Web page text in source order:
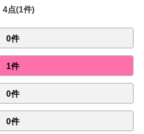
4点(1件)
0件
1件
0件
0件